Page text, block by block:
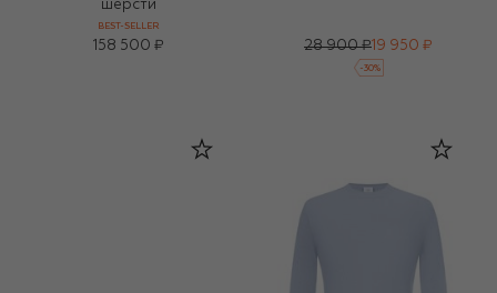
шерсти
BEST-SELLER
158 500 ₽ 28 900 ₽ 19 950 ₽
-30%